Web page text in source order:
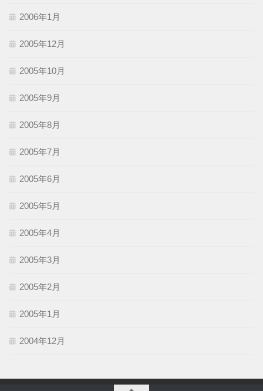
2006年1月
2005年12月
2005年10月
2005年9月
2005年8月
2005年7月
2005年6月
2005年5月
2005年4月
2005年3月
2005年2月
2005年1月
2004年12月